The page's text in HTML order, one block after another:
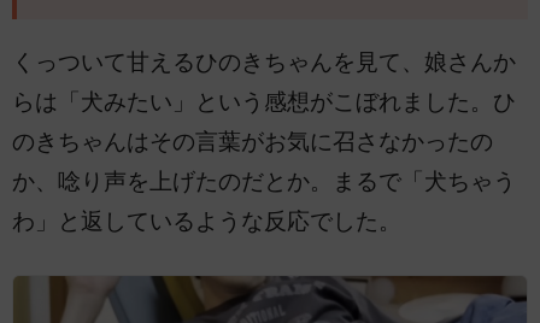
くっついて甘えるひのきちゃんを見て、娘さんか
らは「犬みたい」という感想がこぼれました。ひ
のきちゃんはその言葉がお気に召さなかったの
か、唸り声を上げたのだとか。まるで「犬ちゃう
わ」と返しているような反応でした。